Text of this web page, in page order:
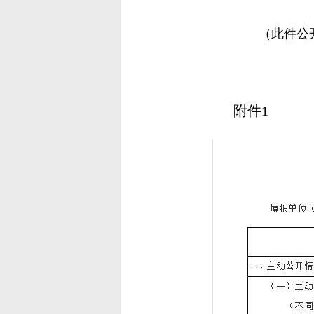
（此件
附件1